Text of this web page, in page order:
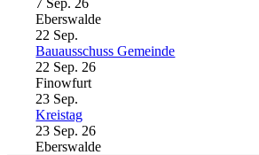
Eberswalde
22 Sep.
Bauausschuss Gemeinde
22 Sep. 26
Finowfurt
23 Sep.
Kreistag
23 Sep. 26
Eberswalde